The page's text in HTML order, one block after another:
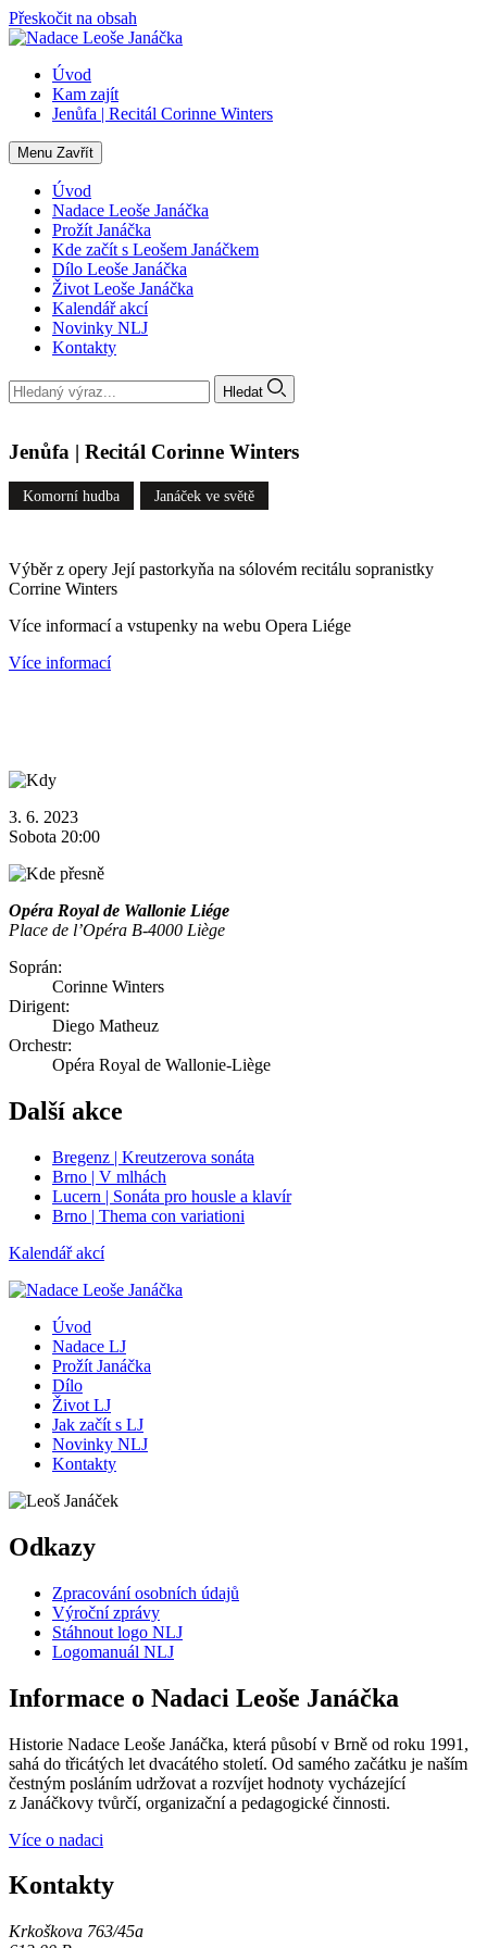
Přeskočit na obsah
Úvod
Kam zajít
Jenůfa | Recitál Corinne Winters
Menu Zavřít
Úvod
Nadace Leoše Janáčka
Prožít Janáčka
Kde začít s Leošem Janáčkem
Dílo Leoše Janáčka
Život Leoše Janáčka
Kalendář akcí
Novinky NLJ
Kontakty
Hledat
Jenůfa | Recitál Corinne Winters
Komorní hudba Janáček ve světě
Výběr z opery Její pastorkyňa na sólovém recitálu sopranistky
Corrine Winters
Více informací a vstupenky na webu Opera Liége
Více informací
3. 6. 2023
Sobota 20:00
Opéra Royal de Wallonie Liége
Place de l’Opéra B-4000 Liège
Soprán:
Corinne Winters
Dirigent:
Diego Matheuz
Orchestr:
Opéra Royal de Wallonie-Liège
Další akce
Bregenz | Kreutzerova sonáta
Brno | V mlhách
Lucern | Sonáta pro housle a klavír
Brno | Thema con variationi
Kalendář akcí
Úvod
Nadace LJ
Prožít Janáčka
Dílo
Život LJ
Jak začít s LJ
Novinky NLJ
Kontakty
Odkazy
Zpracování osobních údajů
Výroční zprávy
Stáhnout logo NLJ
Logomanuál NLJ
Informace o Nadaci Leoše Janáčka
Historie Nadace Leoše Janáčka, která působí v Brně od roku 1991,
sahá do třicátých let dvacátého století. Od samého začátku je naším
čestným posláním udržovat a rozvíjet hodnoty vycházející
z Janáčkovy tvůrčí, organizační a pedagogické činnosti.
Více o nadaci
Kontakty
Krkoškova 763/45a